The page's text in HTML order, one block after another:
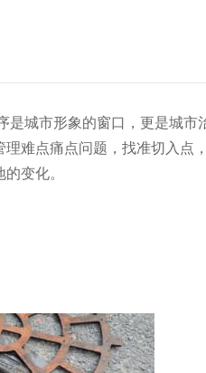
是城市形象的窗口，更是城市
难点痛点问题，找准切入点
变化。